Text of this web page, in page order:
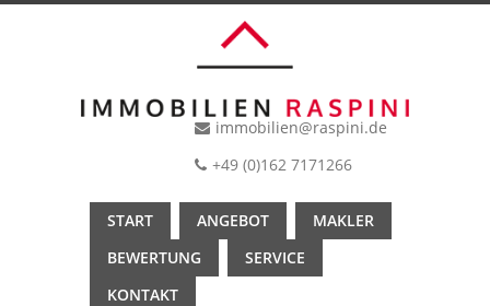
immobilien@raspini.de
+49 (0)162 7171266
START ANGEBOT
MAKLER
BEWERTUNG
SERVICE
KONTAKT